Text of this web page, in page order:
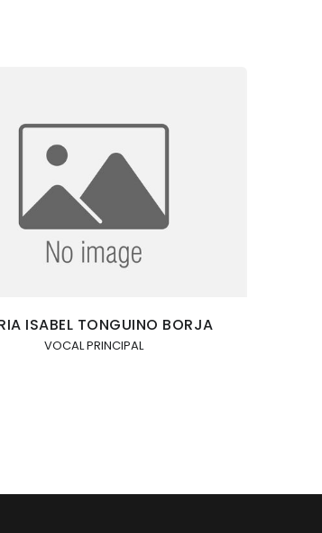
ISABEL TONGUINO BORJA
VOCAL PRINCIPAL